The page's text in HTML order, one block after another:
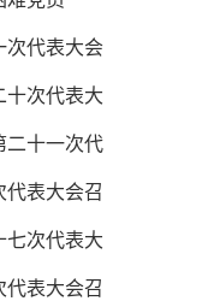
次代表大会
十次代表大
二十一次代
代表大会召
七次代表大
代表大会召